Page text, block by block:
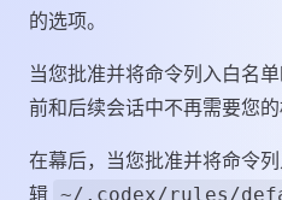
的选项。
当您批准并将命令列入白名
前和后续会话中不再需要您的
在幕后，当您批准并将命令
辑 ~/.codex/rules/